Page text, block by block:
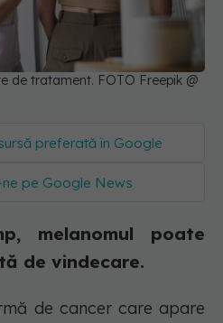
de tratament. FOTO Freepik @
preferată în Google
ne pe Google News
melanomul poate
de vindecare.
de cancer care apare